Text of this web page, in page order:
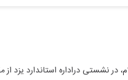
در نشستی دراداره استاندارد یزد از